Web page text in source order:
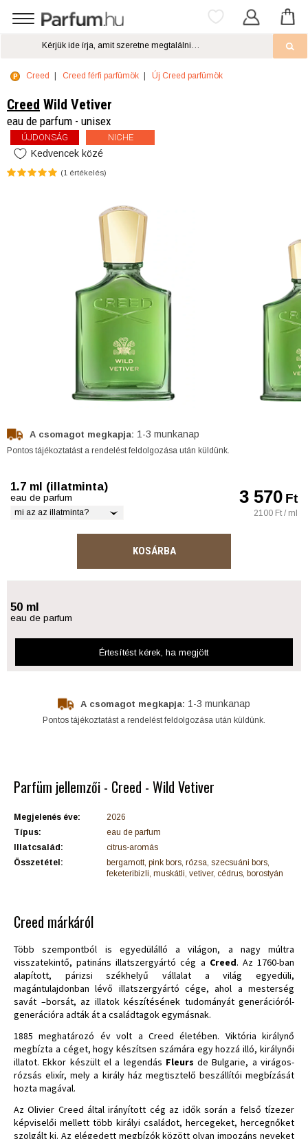
Creed Creed férfi parfümök Új Creed parfümök
Creed Wild Vetiver
eau de parfum - unisex
ÚJDONSÁG NICHE
Kedvencek közé
(1 értékelés)
A csomagot megkapja: 1-3 munkanap
Pontos tájékoztatást a rendelést feldolgozása után küldünk.
1.7 ml (illatminta)
eau de parfum
mi az az illatminta?
3 570Ft
2100 Ft / ml
KOSÁRBA
50 ml
eau de parfum
Értesítést kérek , ha megjött
A csomagot megkapja: 1-3 munkanap
Pontos tájékoztatást a rendelést feldolgozása után küldünk.
Parfüm jellemzői - Creed - Wild Vetiver
Megjelenés éve:
2026
Típus:
eau de parfum
Illatcsalád:
citrus-aromás
Összetétel:
bergamott, pink bors, rózsa, szecsuáni bors,
feketeribizli, muskátli, vetiver, cédrus, borostyán
Creed márkáról
Több szempontból is egyedülálló a világon, a nagy múltra
visszatekintő, patináns illatszergyártó cég a Creed. Az 1760-ban
alapított, párizsi székhelyű vállalat a világ egyedüli,
magántulajdonban lévő illatszergyártó cége, ahol a mesterség
savát –borsát, az illatok készítésének tudományát generációról-
generációra adták át a családtagok egymásnak.
1885 meghatározó év volt a Creed életében. Viktória királynő
megbízta a céget, hogy készítsen számára egy hozzá illó, királynői
illatot. Ekkor készült el a legendás Fleurs de Bulgarie, a virágos-
rózsás elixír, mely a király ház megtisztelő beszállítói megbízását
hozta magával.
Az Olivier Creed által irányított cég az idők során a felső tízezer
képviselői mellett több királyi családot, hercegeket, hercegnőket
szolgált ki. Az elégedett megbízók között olyan impozáns neveket